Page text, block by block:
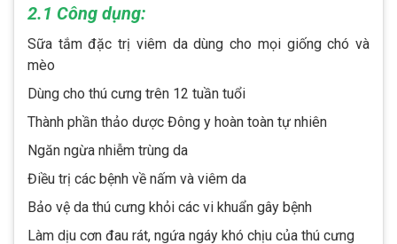
2.1 Công dụng:
Sữa tắm đặc trị viêm da dùng cho mọi giống chó và
mèo
Dùng cho thú cưng trên 12 tuần tuổi
Thành phần thảo dược Đông y hoàn toàn tự nhiên
Ngăn ngừa nhiễm trùng da
Điều trị các bệnh về nấm và viêm da
Bảo vệ da thú cưng khỏi các vi khuẩn gây bệnh
Làm dịu cơn đau rát, ngứa ngáy khó chịu của thú cưng